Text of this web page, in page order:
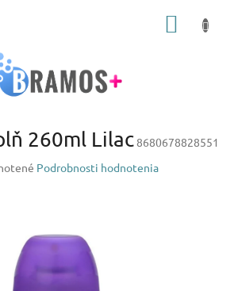
260ml Lilac8680678828551
Podrobnosti hodnotenia